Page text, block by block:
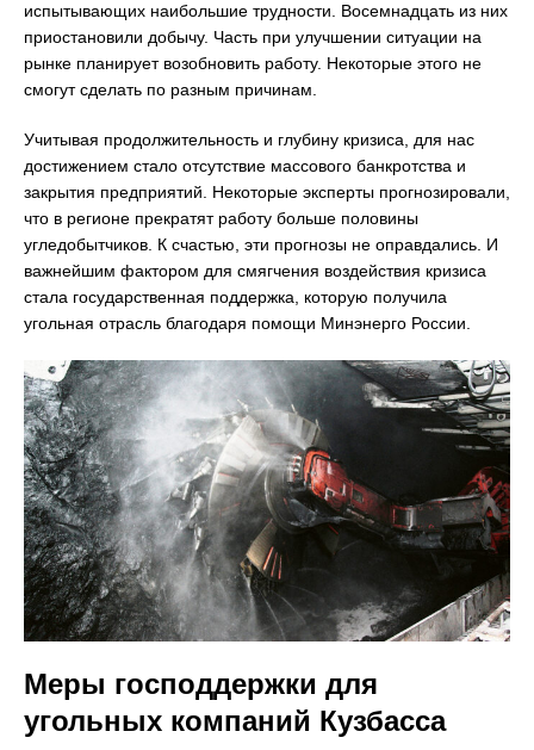
испытывающих наибольшие трудности. Восемнадцать из них
приостановили добычу. Часть при улучшении ситуации на
рынке планирует возобновить работу. Некоторые этого не
смогут сделать по разным причинам.
Учитывая продолжительность и глубину кризиса, для нас
достижением стало отсутствие массового банкротства и
закрытия предприятий. Некоторые эксперты прогнозировали,
что в регионе прекратят работу больше половины
угледобытчиков. К счастью, эти прогнозы не оправдались. И
важнейшим фактором для смягчения воздействия кризиса
стала государственная поддержка, которую получила
угольная отрасль благодаря помощи Минэнерго России.
Меры господдержки для
угольных компаний Кузбасса